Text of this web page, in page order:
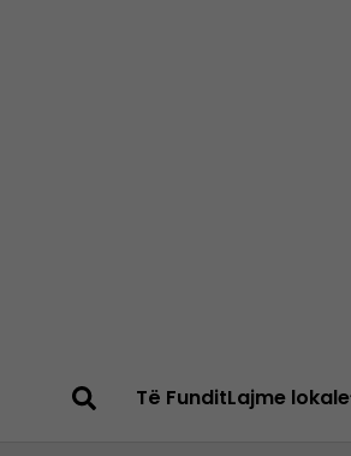
Të FunditLajme lokale